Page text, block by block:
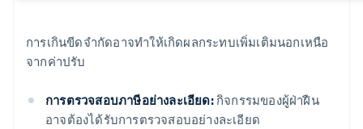
การเกินขีดจํากัดอาจทําให้เกิดผลกระทบเพิ่มเติมนอกเหนือ
จากค่าปรับ
การตรวจสอบภาษีอย่างละเอียด:กิจกรรมของผู้ฝ่าฝืน
อาจต้องได้รับการตรวจสอบอย่างละเอียด